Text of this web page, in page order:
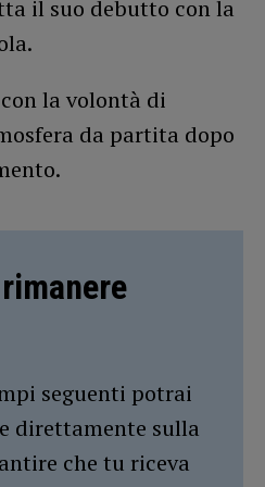
il suo debutto con la
la volontà di
da partita dopo
seguenti potrai
direttamente sulla
che tu riceva